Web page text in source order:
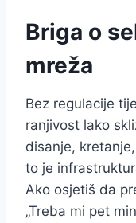
Briga o
mreža
Bez regulacije
ranjivost lako
disanje,
to je
Ako osjetiš da
„Treba mi pet